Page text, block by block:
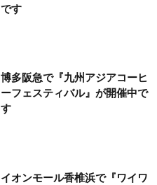
です
博多阪急で『九州アジアコーヒ
ーフェスティバル』が開催中で
す
イオンモール香椎浜で『ワイワ